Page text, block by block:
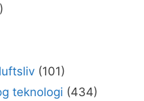
(101)
teknologi (434)